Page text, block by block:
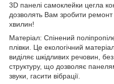
3D панелі самоклейки цегла
дозволять Вам зробити
хвилин!
Матеріал: Спінений
плівки. Це екологічний
виділяє шкідливих речовин,
структуру, що дозволяє
звуки, гасити вібрації.